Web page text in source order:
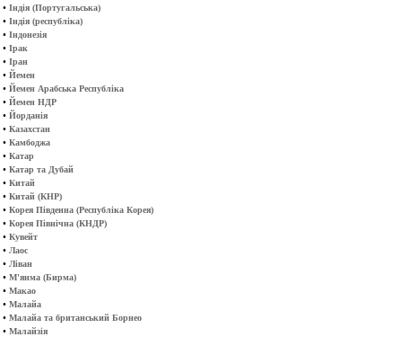
• Індія (Португальська)
• Індія (республіка)
• Індонезія
• Ірак
• Іран
• Йемен
• Йемен Арабська Республіка
• Йемен НДР
• Йорданія
• Казахстан
• Камбоджа
• Катар
• Катар та Дубай
• Китай
• Китай (КНР)
• Корея Південна (Республіка Корея)
• Корея Північна (КНДР)
• Кувейт
• Лаос
• Ліван
• М'янма (Бирма)
• Макао
• Малайа
• Малайа та британський Борнео
• Малайзія